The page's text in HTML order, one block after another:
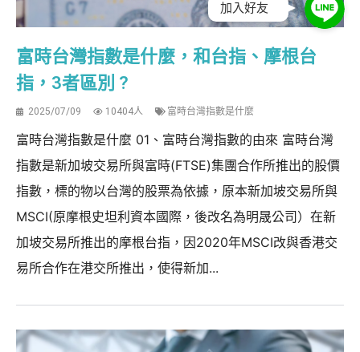
富時台灣指數是什麼，和台指、摩根台
指，3者區別 ?
2025/07/09 10404人 富時台灣指數是什麼
富時台灣指數是什麼 01、富時台灣指數的由來 富時台灣
指數是新加坡交易所與富時(FTSE)集團合作所推出的股價
指數，標的物以台灣的股票為依據，原本新加坡交易所與
MSCI(原摩根史坦利資本國際，後改名為明晟公司）在新
加坡交易所推出的摩根台指，因2020年MSCI改與香港交
易所合作在港交所推出，使得新加...
加入好友